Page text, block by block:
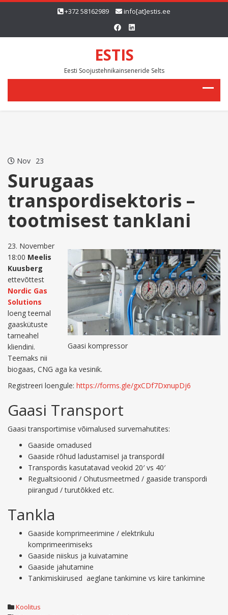
+372 58162989 info[at]estis.ee
ESTIS
Eesti Soojustehnikainseneride Selts
Nov 23
Surugaas
transpordisektoris –
tootmisest tanklani
Gaasi kompressor
23. November
18:00 Meelis
Kuusberg
ettevõttest
Nordic Gas
Solutions
loeng teemal
gaaskütuste
tarneahel
kliendini.
Teemaks nii
biogaas, CNG aga ka vesinik.
Registreeri loengule: https://forms.gle/gxCDf7DxnupDj6
Gaasi Transport
Gaasi transportimise võimalused survemahutites:
Gaaside omadused
Gaaside rõhud ladustamisel ja transpordil
Transpordis kasutatavad veokid 20′ vs 40′
Regualtsioonid / Ohutusmeetmed / gaaside transpordi
piirangud / turutõkked etc.
Tankla
Gaaside komprimeerimine / elektrikulu
komprimeerimiseks
Gaaside niiskus ja kuivatamine
Gaaside jahutamine
Tankimiskiirused aeglane tankimine vs kiire tankimine
Koolitus